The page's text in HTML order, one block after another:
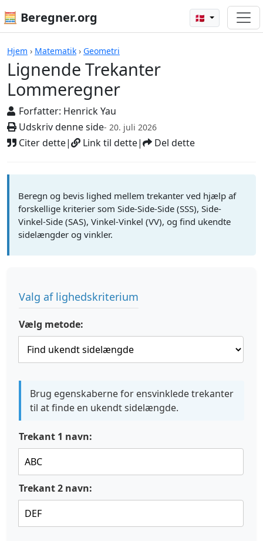
🧮 Beregner.org 🇩🇰
Hjem › Matematik › Geometri
Lignende Trekanter
Lommeregner
Forfatter: Henrick Yau
Udskriv denne side- 20. juli 2026
Citer dette| Link til dette| Del dette
Lignende Trekanter Lommeregner
Beregn og bevis lighed mellem trekanter ved hjælp af
forskellige kriterier som Side-Side-Side (SSS), Side-
Vinkel-Side (SAS), Vinkel-Vinkel (VV), og find ukendte
sidelængder og vinkler.
Valg af lighedskriterium
Vælg metode:
Brug egenskaberne for ensvinklede trekanter
til at finde en ukendt sidelængde.
Trekant 1 navn:
Trekant 2 navn: